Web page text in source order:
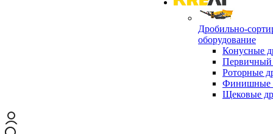
Дробильно-
оборудование
Конусные
Первичный
Роторные
Финишные
Щековые